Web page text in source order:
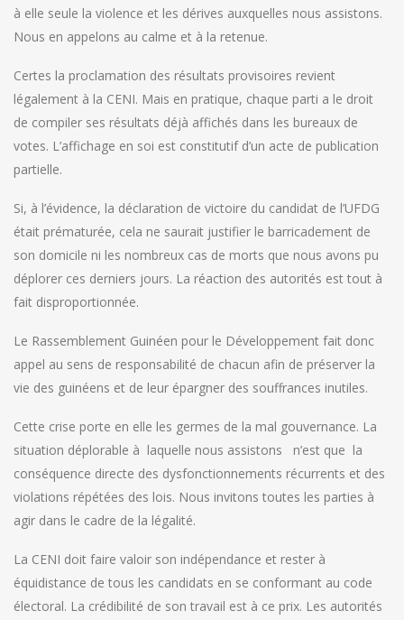
à elle seule la violence et les dérives auxquelles nous assistons.
Nous en appelons au calme et à la retenue.
Certes la proclamation des résultats provisoires revient
légalement à la CENI. Mais en pratique, chaque parti a le droit
de compiler ses résultats déjà affichés dans les bureaux de
votes. L’affichage en soi est constitutif d’un acte de publication
partielle.
Si, à l’évidence, la déclaration de victoire du candidat de l’UFDG
était prématurée, cela ne saurait justifier le barricadement de
son domicile ni les nombreux cas de morts que nous avons pu
déplorer ces derniers jours. La réaction des autorités est tout à
fait disproportionnée.
Le Rassemblement Guinéen pour le Développement fait donc
appel au sens de responsabilité de chacun afin de préserver la
vie des guinéens et de leur épargner des souffrances inutiles.
Cette crise porte en elle les germes de la mal gouvernance. La
situation déplorable à laquelle nous assistons n’est que la
conséquence directe des dysfonctionnements récurrents et des
violations répétées des lois. Nous invitons toutes les parties à
agir dans le cadre de la légalité.
La CENI doit faire valoir son indépendance et rester à
équidistance de tous les candidats en se conformant au code
électoral. La crédibilité de son travail est à ce prix. Les autorités